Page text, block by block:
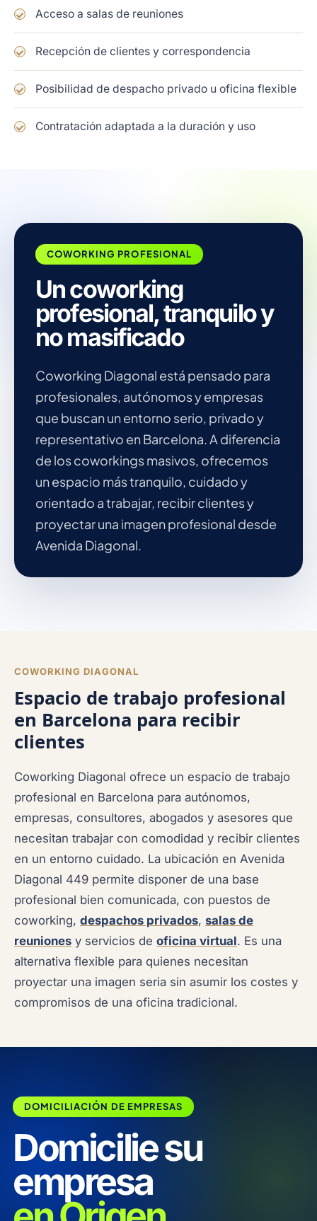
Acceso a salas de reuniones
Recepción de clientes y correspondencia
Posibilidad de despacho privado u oficina flexible
Contratación adaptada a la duración y uso
COWORKING PROFESIONAL
Un coworking
profesional, tranquilo y
no masificado
Coworking Diagonal está pensado para
profesionales, autónomos y empresas
que buscan un entorno serio, privado y
representativo en Barcelona. A diferencia
de los coworkings masivos, ofrecemos
un espacio más tranquilo, cuidado y
orientado a trabajar, recibir clientes y
proyectar una imagen profesional desde
Avenida Diagonal.
COWORKING DIAGONAL
Espacio de trabajo profesional
en Barcelona para recibir
clientes
Coworking Diagonal ofrece un espacio de trabajo
profesional en Barcelona para autónomos,
empresas, consultores, abogados y asesores que
necesitan trabajar con comodidad y recibir clientes
en un entorno cuidado. La ubicación en Avenida
Diagonal 449 permite disponer de una base
profesional bien comunicada, con puestos de
coworking, despachos privados, salas de
reuniones y servicios de oficina virtual. Es una
alternativa flexible para quienes necesitan
proyectar una imagen seria sin asumir los costes y
compromisos de una oficina tradicional.
DOMICILIACIÓN DE EMPRESAS
Domicilie su
empresa